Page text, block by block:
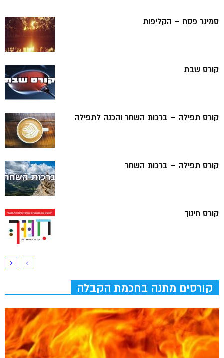
סמינר פסח – הקליפות
קורס שבת
קורס תפילה – ברכות השחר והכנה לתפילה
קורס תפילה – ברכות השחר
קורס חינוך
קורסים מתנה בחכמת הקבלה